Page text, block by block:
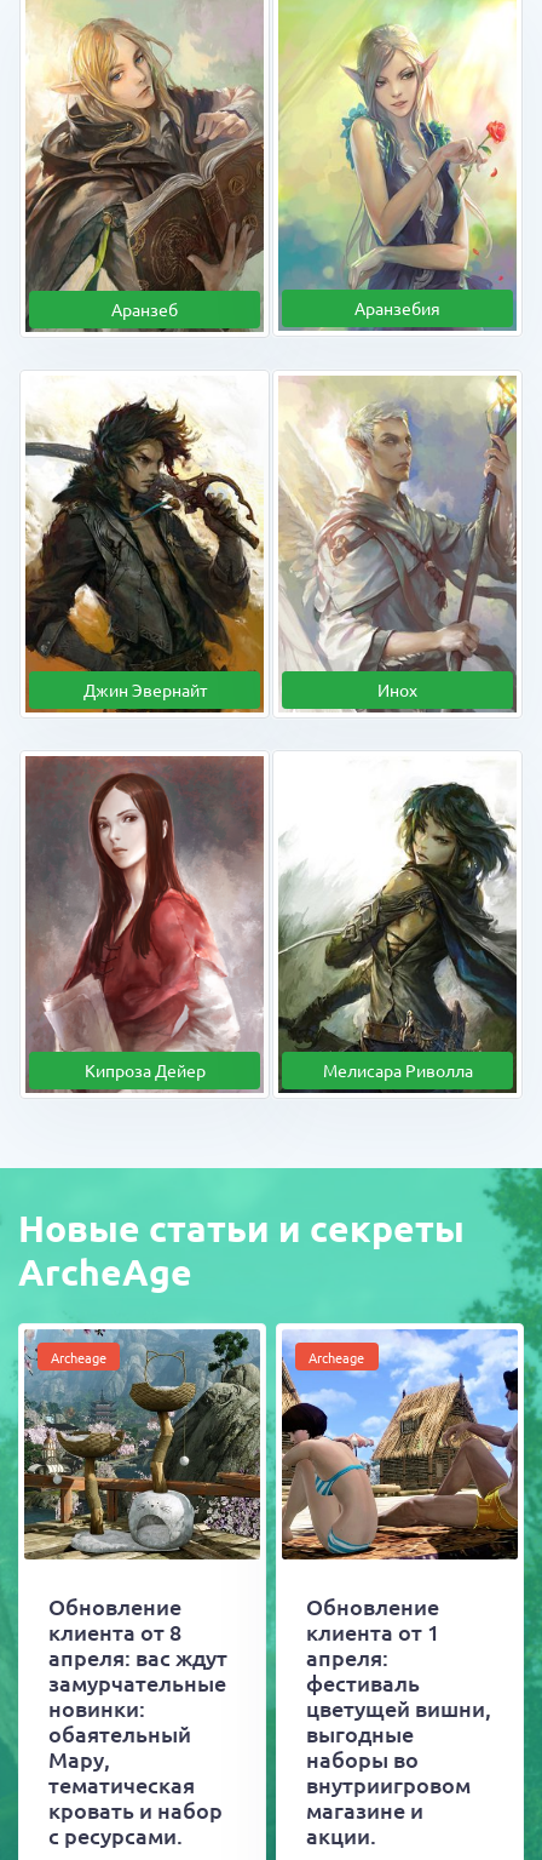
Аранзеб Аранзебия
Джин Эвернайт Инох
Кипроза Дейер Мелисара Риволла
Новые статьи и секреты
ArcheAge
Archeage
Обновление
клиента от 8
апреля: вас ждут
замурчательные
новинки:
обаятельный
Мару,
тематическая
кровать и набор
с ресурсами.
Archeage
Обновление
клиента от 1
апреля:
фестиваль
цветущей вишни,
выгодные
наборы во
внутриигровом
магазине и
акции.